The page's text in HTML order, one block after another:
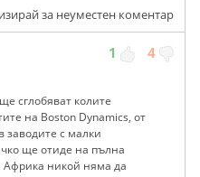
за неуместен коментар
1 4
сглобяват колите
на Boston Dynamics, от
заводите с малки
ще отиде на пълна
Африка никой няма да